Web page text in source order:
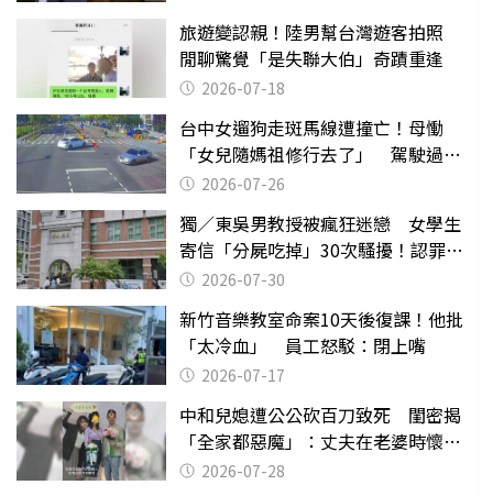
旅遊變認親！陸男幫台灣遊客拍照
閒聊驚覺「是失聯大伯」奇蹟重逢
2026-07-18
台中女遛狗走斑馬線遭撞亡！母慟
「女兒隨媽祖修行去了」 駕駛過失
致死判9月
2026-07-26
獨／東吳男教授被瘋狂迷戀 女學生
寄信「分屍吃掉」30次騷擾！認罪免
關 2026-07-30
新竹音樂教室命案10天後復課！他批
「太冷血」 員工怒駁：閉上嘴
2026-07-17
中和兒媳遭公公砍百刀致死 閨密揭
「全家都惡魔」：丈夫在老婆時懷孕
摔東西
2026-07-28